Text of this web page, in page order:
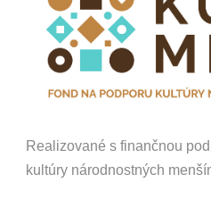
Realizované s finančnou
kultúry národnostných